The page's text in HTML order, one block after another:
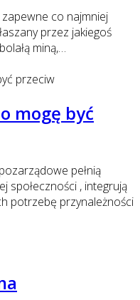
co najmniej
przez jakiegoś
miną,…
mogę być
pełnią
społeczności , integrują
potrzebę przynależności